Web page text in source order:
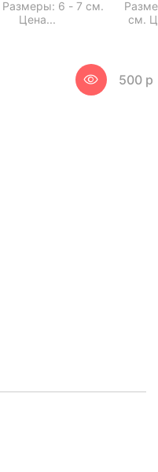
Размеры: 6 - 7 см.
Цена...
см.
500 р